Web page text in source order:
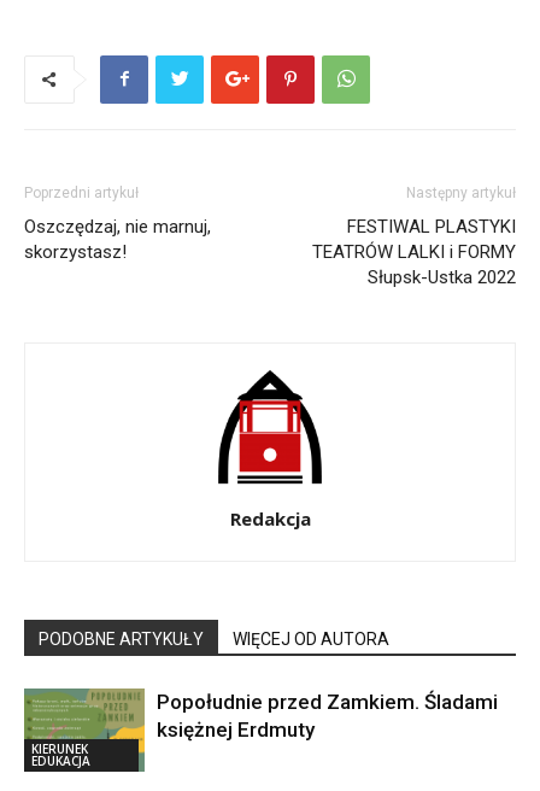
Poprzedni artykuł
Oszczędzaj, nie marnuj,
skorzystasz!
Następny artykuł
FESTIWAL PLASTYKI
TEATRÓW LALKI i FORMY
Słupsk-Ustka 2022
Redakcja
PODOBNE ARTYKUŁY WIĘCEJ OD AUTORA
KIERUNEK
EDUKACJA
Popołudnie przed Zamkiem. Śladami
księżnej Erdmuty